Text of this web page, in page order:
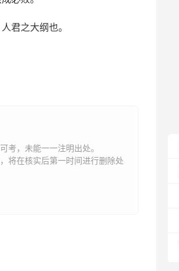
君之大纲也。
考，未能一一注明出处。
将在核实后第一时间进行删除处